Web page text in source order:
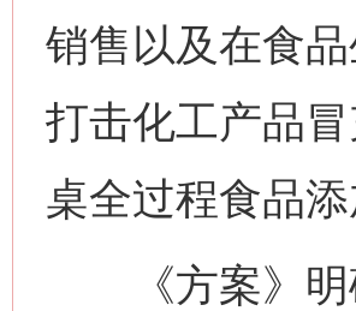
销售以及在食
打击化工产品
桌全过程食品
《方案》明